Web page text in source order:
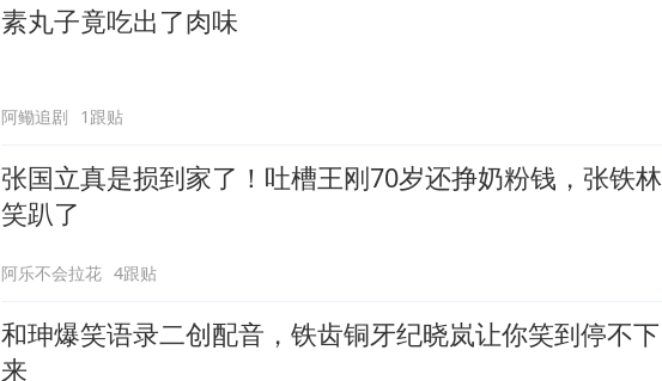
素丸子竟吃出了肉味
阿鳓追剧 1跟贴
张国立真是损到家了！吐槽王刚70岁还挣奶粉钱，张铁林
笑趴了
阿乐不会拉花 4跟贴
和珅爆笑语录二创配音，铁齿铜牙纪晓岚让你笑到停不下
来